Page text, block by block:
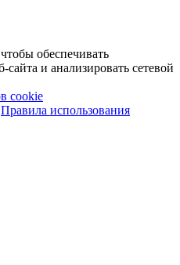
обеспечивать
и анализировать сетевой
cookie
Правила использования